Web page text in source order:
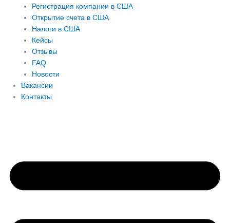
Регистрация компании в США
Открытие счета в США
Налоги в США
Кейсы
Отзывы
FAQ
Новости
Вакансии
Контакты